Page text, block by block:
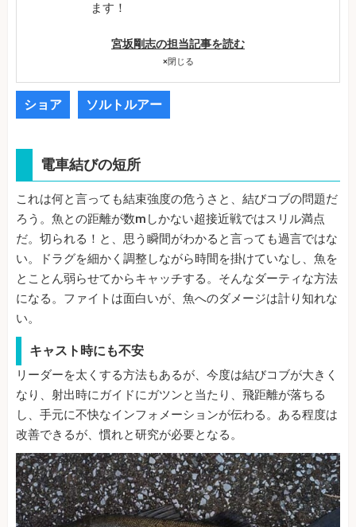
ます！
宮坂剛志の担当記事を読む
×閉じる
ショア ソルトルアー
電車結びの短所
これは何と言っても結束強度の危うさと、結びコブの問題だ
ろう。魚との距離が数mしかない超接近戦ではスリル満点
だ。切られる！と、思う瞬間がわかると言っても過言ではな
い。ドラグを細かく調整しながら時間を掛けていなし、魚を
とことん弱らせてからキャッチする。そんなダーティな方法
になる。ファイトは面白いが、魚へのダメージは計り知れな
い。
キャスト時にも不安
リーダーを太くする方法もあるが、今度は結びコブが大きく
なり、射出時にガイドにガツンと当たり、飛距離が落ちる
し、手元に不快なインフォメーションが伝わる。ある程度は
改善できるが、慣れと研究が必要となる。